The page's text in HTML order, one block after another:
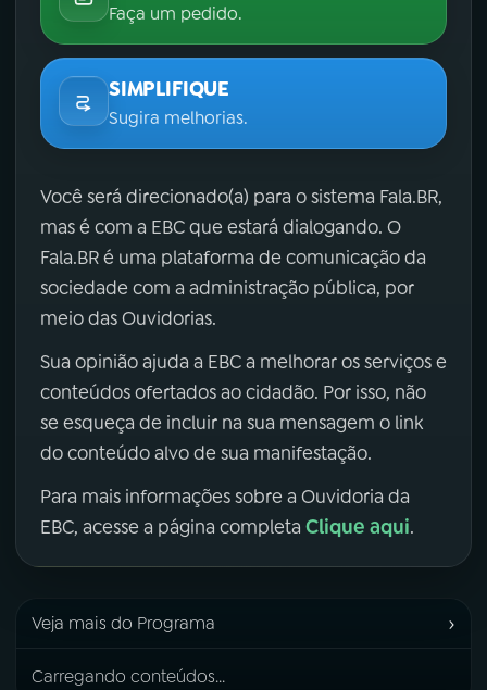
Faça um pedido.
SIMPLIFIQUE
Sugira melhorias.
Você será direcionado(a) para o sistema Fala.BR,
mas é com a EBC que estará dialogando. O
Fala.BR é uma plataforma de comunicação da
sociedade com a administração pública, por
meio das Ouvidorias.
Sua opinião ajuda a EBC a melhorar os serviços e
conteúdos ofertados ao cidadão. Por isso, não
se esqueça de incluir na sua mensagem o link
do conteúdo alvo de sua manifestação.
Para mais informações sobre a Ouvidoria da
EBC, acesse a página completa Clique aqui.
Veja mais do Programa ›
Carregando conteúdos...